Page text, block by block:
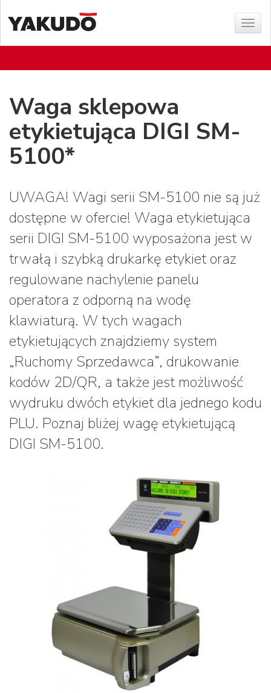
menu
Waga sklepowa
etykietująca DIGI SM-
5100*
UWAGA! Wagi serii SM-5100 nie są już
dostępne w ofercie! Waga etykietująca
serii DIGI SM-5100 wyposażona jest w
trwałą i szybką drukarkę etykiet oraz
regulowane nachylenie panelu
operatora z odporną na wodę
klawiaturą. W tych wagach
etykietujących znajdziemy system
„Ruchomy Sprzedawca”, drukowanie
kodów 2D/QR, a także jest możliwość
wydruku dwóch etykiet dla jednego kodu
PLU. Poznaj bliżej wagę etykietującą
DIGI SM-5100.